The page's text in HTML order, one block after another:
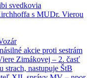
svedkovia
s MUDr. Vierou
akcie proti sestrám
Zimákovej – 2. časť
strach, nastupuje ŠtB